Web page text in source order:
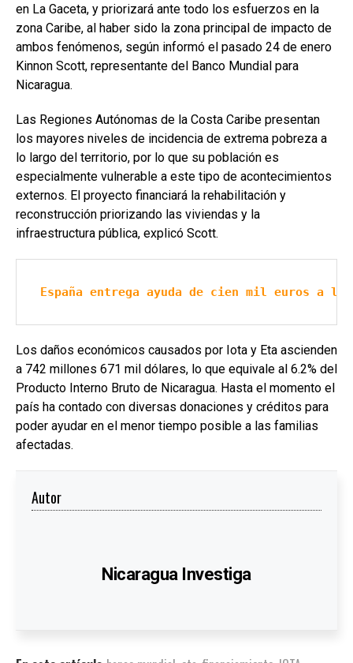
en La Gaceta, y priorizará ante todo los esfuerzos en la
zona Caribe, al haber sido la zona principal de impacto de
ambos fenómenos, según informó el pasado 24 de enero
Kinnon Scott, representante del Banco Mundial para
Nicaragua.
Las Regiones Autónomas de la Costa Caribe presentan
los mayores niveles de incidencia de extrema pobreza a
lo largo del territorio, por lo que su población es
especialmente vulnerable a este tipo de acontecimientos
externos. El proyecto financiará la rehabilitación y
reconstrucción priorizando las viviendas y la
infraestructura pública, explicó Scott.
España entrega ayuda de cien mil euros a
Los daños económicos causados por Iota y Eta ascienden
a 742 millones 671 mil dólares, lo que equivale al 6.2% del
Producto Interno Bruto de Nicaragua. Hasta el momento el
país ha contado con diversas donaciones y créditos para
poder ayudar en el menor tiempo posible a las familias
afectadas.
Autor
Nicaragua Investiga